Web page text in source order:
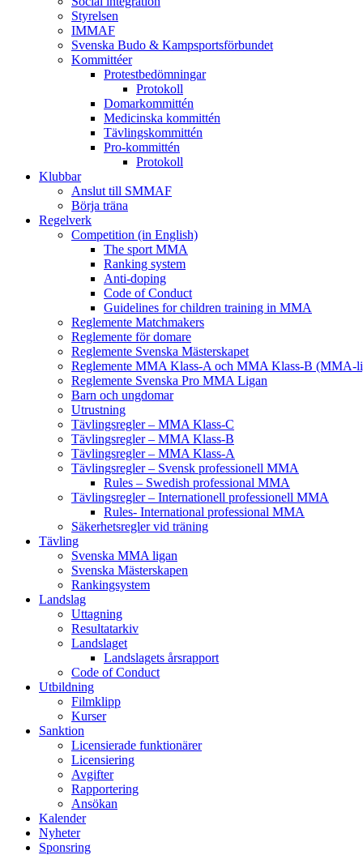
Styrelsen
IMMAF
Svenska Budo & Kampsportsförbundet
Kommittéer
Protestbedömningar
Protokoll
Domarkommittén
Medicinska kommittén
Tävlingskommittén
Pro-kommittén
Protokoll
Klubbar
Anslut till SMMAF
Börja träna
Regelverk
Competition (in English)
The sport MMA
Ranking system
Anti-doping
Code of Conduct
Guidelines for children training in MMA
Reglemente Matchmakers
Reglemente för domare
Reglemente Svenska Mästerskapet
Reglemente MMA Klass-A och MMA Klass-B (MMA-
Reglemente Svenska Pro MMA Ligan
Barn och ungdomar
Utrustning
Tävlingsregler – MMA Klass-C
Tävlingsregler – MMA Klass-B
Tävlingsregler – MMA Klass-A
Tävlingsregler – Svensk professionell MMA
Rules – Swedish professional MMA
Tävlingsregler – Internationell professionell MMA
Rules- International professional MMA
Säkerhetsregler vid träning
Tävling
Svenska MMA ligan
Svenska Mästerskapen
Rankingsystem
Landslag
Uttagning
Resultatarkiv
Landslaget
Landslagets årsrapport
Code of Conduct
Utbildning
Filmklipp
Kurser
Sanktion
Licensierade funktionärer
Licensiering
Avgifter
Rapportering
Ansökan
Kalender
Nyheter
Sponsring